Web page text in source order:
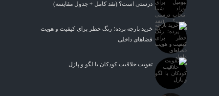
درستی است؟ (نقد کامل + جدول مقایسه)
خرید پارچه پرده؛ زنگ خطر برای کیفیت و هویت
فضاهای داخلی
تقویت خلاقیت کودکان با لگو و پازل